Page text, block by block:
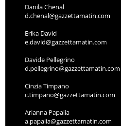
Danila Chenal
d.chenal@gazzettamatin.com
Erika David
e.david@gazzettamatin.com
Davide Pellegrino
d.pellegrino@gazzettamatin.com
Cinzia Timpano
c.timpano@gazzettamatin.com
Arianna Papalia
a.papalia@gazzettamatin.com